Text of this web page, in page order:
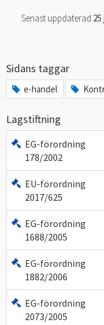
Senast uppdaterad
Sidans taggar
e-handel
Lagstiftning
EG-förordning
178/2002
EU-förordning
2017/625
EG-förordning
1688/2005
EG-förordning
1882/2006
EG-förordning
2073/2005